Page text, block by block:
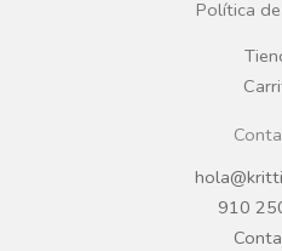
Política
910